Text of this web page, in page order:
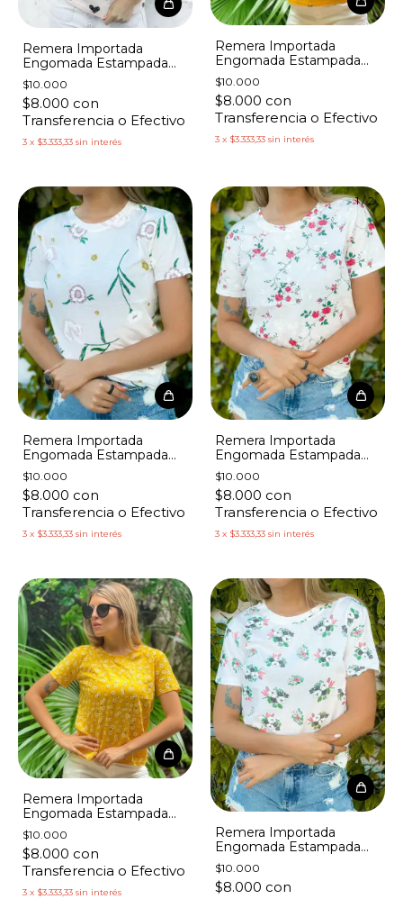
Remera Importada
Engomada Estampada
Pink Corazones
$10.000
$8.000 con
Transferencia o Efectivo
3 x $3.333,33 sin interés
Remera Importada
Engomada Estampada
Flores Azules
$10.000
$8.000 con
Transferencia o Efectivo
3 x $3.333,33 sin interés
1/ 2
Remera Importada
Engomada Estampada
Flores Rosa y Verde
$10.000
$8.000 con
Transferencia o Efectivo
3 x $3.333,33 sin interés
1/2
Remera Importada
Engomada Estampada
Racimos Rojos
$10.000
$8.000 con
Transferencia o Efectivo
3 x $3.333,33 sin interés
Remera Importada
Engomada Estampada
Margaritas
$10.000
$8.000 con
Transferencia o Efectivo
3 x $3.333,33 sin interés
1/2
Remera Importada
Engomada Estampada
Racimos Verdes
$10.000
$8.000 con